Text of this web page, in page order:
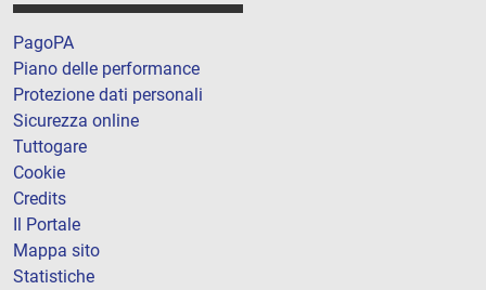
PagoPA
Piano delle performance
Protezione dati personali
Sicurezza online
Tuttogare
Cookie
Credits
Il Portale
Mappa sito
Statistiche